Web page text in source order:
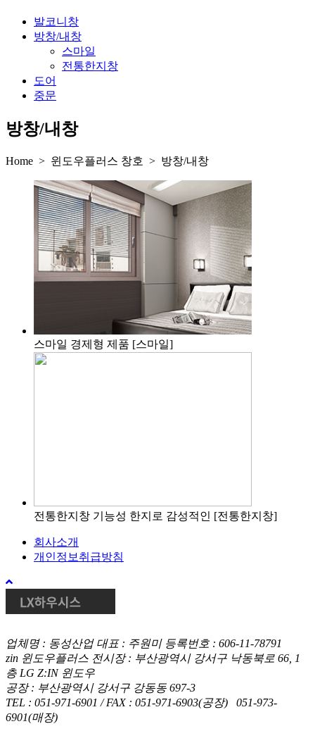
발코니창
방창/내창
스마일
전통한지창
도어
중문
방창/내창
Home > 윈도우플러스 창호 > 방창/내창
스마일 경제형 제품 [스마일]
전통한지창 기능성 한지로 감성적인 [전통한지창]
회사소개
개인정보취급방침
위
로
업체명 : 동성산업 대표 : 주원미 등록번호 : 606-11-78791
zin 윈도우플러스 전시장 : 부산광역시 강서구 낙동북로 66, 1
층 LG Z:IN 윈도우
공장 : 부산광역시 강서구 강동동 697-3
TEL : 051-971-6901 / FAX : 051-971-6903(공장) 051-973-
6901(매장)